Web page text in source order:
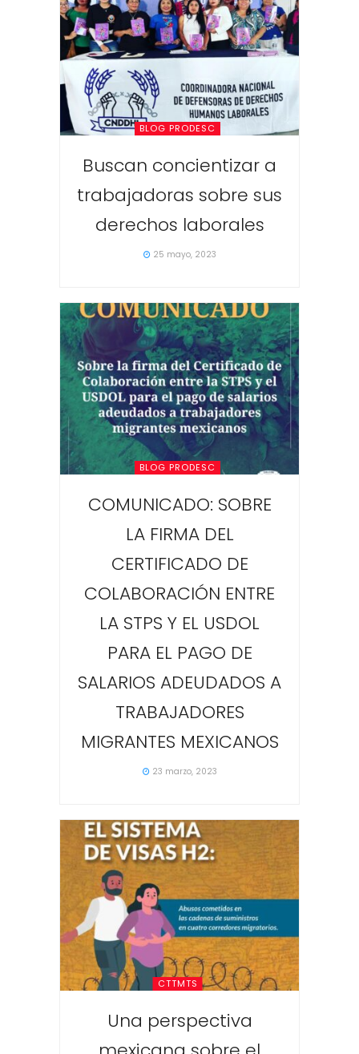
BLOG PRODESC
Buscan concientizar a
trabajadoras sobre sus
derechos laborales
25 mayo, 2023
BLOG PRODESC
COMUNICADO: SOBRE
LA FIRMA DEL
CERTIFICADO DE
COLABORACIÓN ENTRE
LA STPS Y EL USDOL
PARA EL PAGO DE
SALARIOS ADEUDADOS A
TRABAJADORES
MIGRANTES MEXICANOS
23 marzo, 2023
CTTMTS
Una perspectiva